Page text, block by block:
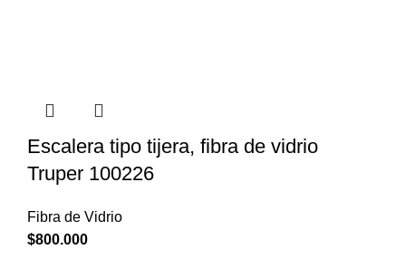
Escalera tipo tijera, fibra de vidrio
Truper 100226
Fibra de Vidrio
$800.000